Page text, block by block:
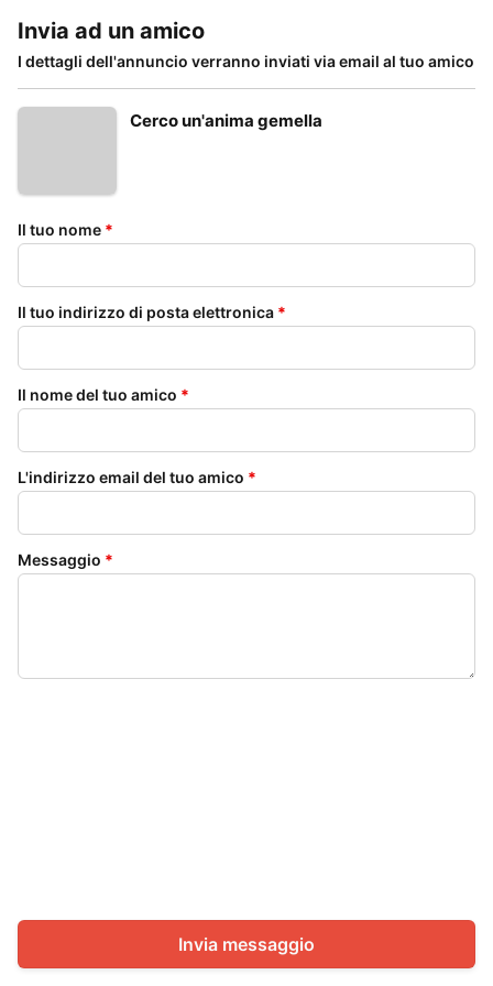
Invia ad un amico
I dettagli dell'annuncio verranno inviati via email al tuo amico
Cerco un'anima gemella
Il tuo nome *
Il tuo indirizzo di posta elettronica *
Il nome del tuo amico *
L'indirizzo email del tuo amico *
Messaggio *
Invia messaggio